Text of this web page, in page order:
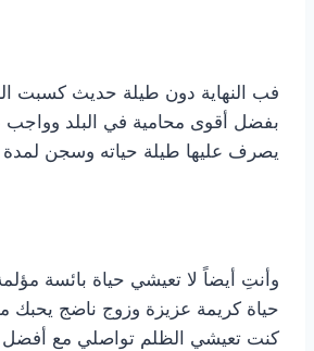
فب النهاية دون طيلة حديث كسبت
بفضل أقوى محامية في البلد وواجب
يصرف عليها طيلة حياته وسجن لمدة ٣ سنوات.
وأنتِ أيضاً لا تعيشي حياة بائسة
حياة كريمة عزيزة وزوج ناضج يحبك
كنت تعيشي الظلم تواصلي مع أفضل